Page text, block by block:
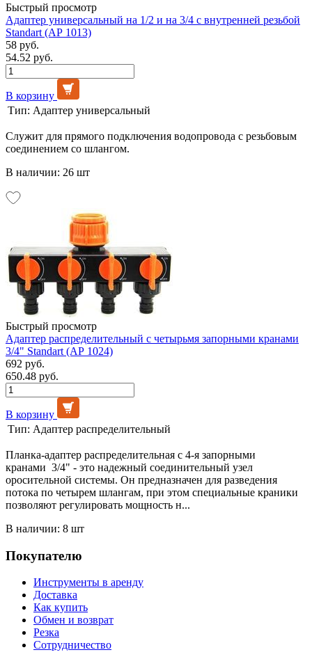
Быстрый просмотр
Адаптер универсальный на 1/2 и на 3/4 с внутренней резьбой
Standart (АР 1013)
58 руб.
54.52 руб.
В корзину
Тип: Адаптер универсальный
Служит для прямого подключения водопровода с резьбовым
соединением со шлангом.
В наличии: 26 шт
Быстрый просмотр
Адаптер распределительный с четырьмя запорными кранами
3/4" Standart (АР 1024)
692 руб.
650.48 руб.
В корзину
Тип: Адаптер распределительный
Планка-адаптер распределительная с 4-я запорными
кранами 3/4" - это надежный соединительный узел
оросительной системы. Он предназначен для разведения
потока по четырем шлангам, при этом специальные краники
позволяют регулировать мощность н...
В наличии: 8 шт
Покупателю
Инструменты в аренду
Доставка
Как купить
Обмен и возврат
Резка
Сотрудничество